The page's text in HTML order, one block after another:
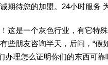
期待您的加盟。24小时服务
这是一个灰色行业，有它特
些朋友咨询半天，后问，“假
办理怎么证明你们的东西可靠